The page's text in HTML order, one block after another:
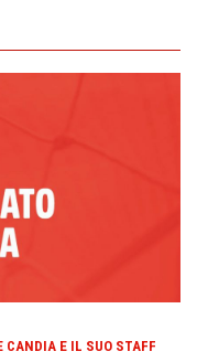
CANDIA E IL SUO STAFF